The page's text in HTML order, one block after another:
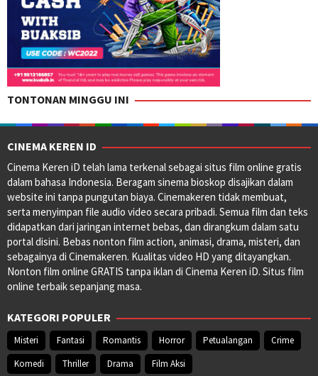
TONTONAN MINGGU INI
CINEMA KEREN ID
Cinema Keren iD telah lama terkenal sebagai situs film online gratis
dalam bahasa Indonesia. Beragam sinema bioskop disajikan dalam
website ini tanpa pungutan biaya. Cinemakeren tidak membuat,
serta menyimpan file audio video secara pribadi. Semua film dan teks
didapatkan dari jaringan internet bebas, dan dirangkum dalam satu
portal disini. Bebas nonton film action, animasi, drama, misteri, dan
sebagainya di Cinemakeren. Kualitas video HD yang ditayangkan.
Nonton film online GRATIS tanpa iklan di Cinema Keren iD. Situs film
online terbaik sepanjang masa.
KATEGORI POPULER
Misteri Fantasi Romantis Horror Petualangan
Crime
Komedi
Thriller Drama Film Aksi